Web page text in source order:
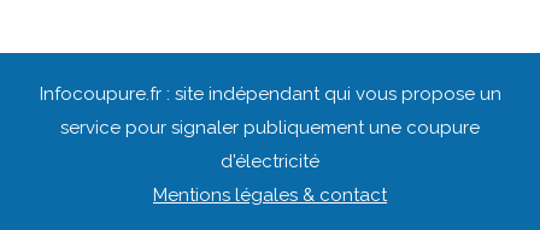
Infocoupure.fr : site indépendant qui vous propose un
service pour signaler publiquement une coupure
d'électricité
Mentions légales & contact